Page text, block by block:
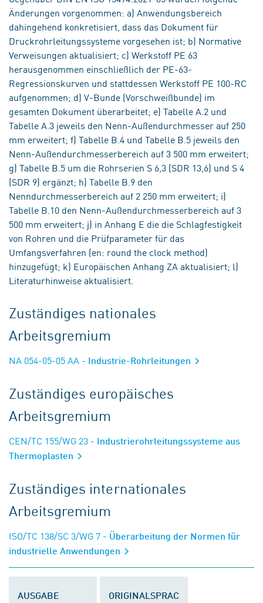
Änderungen vorgenommen: a) Anwendungsbereich
dahingehend konkretisiert, dass das Dokument für
Druckrohrleitungssysteme vorgesehen ist; b) Normative
Verweisungen aktualisiert; c) Werkstoff PE 63
herausgenommen einschließlich der PE-63-
Regressionskurven und stattdessen Werkstoff PE 100-RC
aufgenommen; d) V-Bunde (Vorschweißbunde) im
gesamten Dokument überarbeitet; e) Tabelle A.2 und
Tabelle A.3 jeweils den Nenn-Außendurchmesser auf 250
mm erweitert; f) Tabelle B.4 und Tabelle B.5 jeweils den
Nenn-Außendurchmesserbereich auf 3 500 mm erweitert;
g) Tabelle B.5 um die Rohrserien S 6,3 (SDR 13,6) und S 4
(SDR 9) ergänzt; h) Tabelle B.9 den
Nenndurchmesserbereich auf 2 250 mm erweitert; i)
Tabelle B.10 den Nenn-Außendurchmesserbereich auf 3
500 mm erweitert; j) in Anhang E die die Schlagfestigkeit
von Rohren und die Prüfparameter für das
Umfangsverfahren (en: round the clock method)
hinzugefügt; k) Europäischen Anhang ZA aktualisiert; l)
Literaturhinweise aktualisiert.
Zuständiges nationales
Arbeitsgremium
NA 054-05-05 AA - Industrie-Rohrleitungen
Zuständiges europäisches
Arbeitsgremium
CEN/TC 155/WG 23 - Industrierohrleitungssysteme aus
Thermoplasten
Zuständiges internationales
Arbeitsgremium
ISO/TC 138/SC 3/WG 7 - Überarbeitung der Normen für
industrielle Anwendungen
AUSGABE
ORIGINALSPRAC